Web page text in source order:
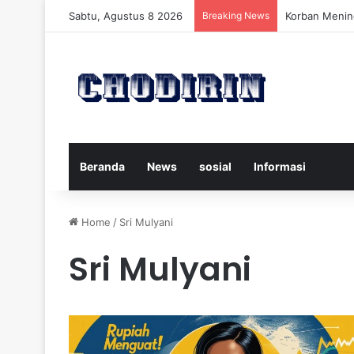
Sabtu, Agustus 8 2026 Breaking News Pelatih
Beranda News sosial Informasi
Home / Sri Mulyani
Sri Mulyani